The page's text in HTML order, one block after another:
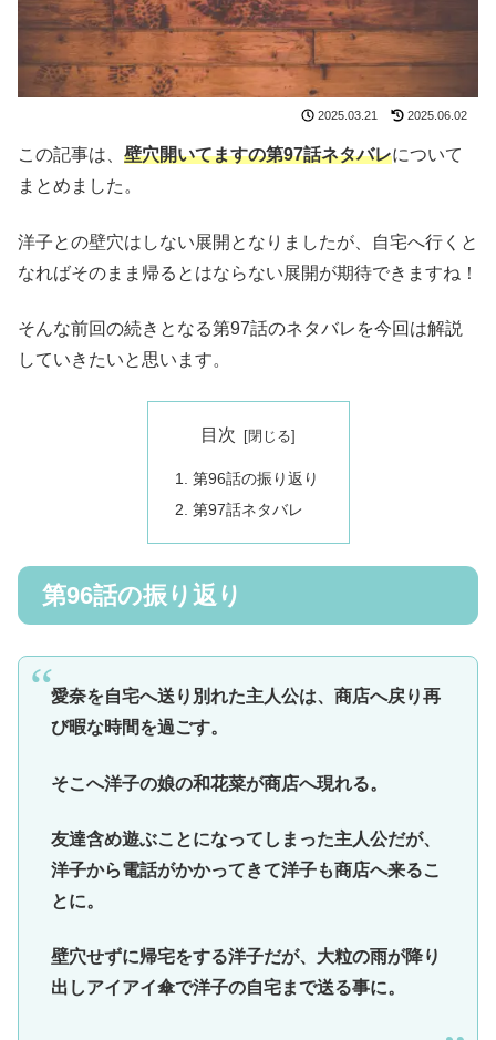
2025.03.21 2025.06.02
この記事は、 壁穴開いてますの第97話ネタバレについて
まとめました。
洋子との壁穴はしない展開となりましたが、自宅へ行くと
なればそのまま帰るとはならない展開が期待できますね！
そんな前回の続きとなる第97話のネタバレを今回は解説
していきたいと思います。
目次
第96話の振り返り
第97話ネタバレ
第96話の振り返り
愛奈を自宅へ送り別れた主人公は、商店へ戻り再
び暇な時間を過ごす。
そこへ洋子の娘の和花菜が商店へ現れる。
友達含め遊ぶことになってしまった主人公だが、
洋子から電話がかかってきて洋子も商店へ来るこ
とに。
壁穴せずに帰宅をする洋子だが、大粒の雨が降り
出しアイアイ傘で洋子の自宅まで送る事に。